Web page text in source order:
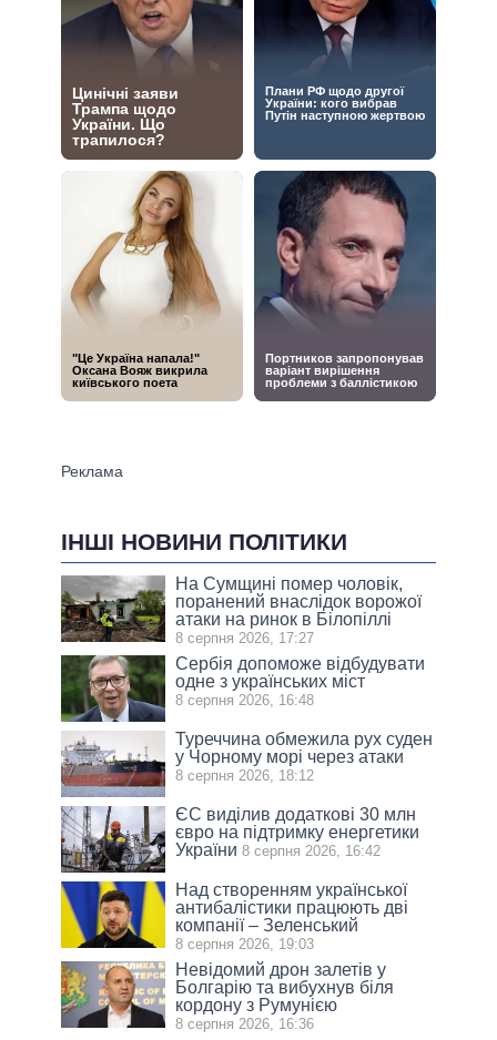
ІНШІ НОВИНИ ПОЛІТИКИ
На Сумщині помер чоловік,
поранений внаслідок ворожої
атаки на ринок в Білопіллі
8 серпня 2026, 17:27
Сербія допоможе відбудувати
одне з українських міст
8 серпня 2026, 16:48
Туреччина обмежила рух суден
у Чорному морі через атаки
8 серпня 2026, 18:12
ЄС виділив додаткові 30 млн
євро на підтримку енергетики
України 8 серпня 2026, 16:42
Над створенням української
антибалістики працюють дві
компанії – Зеленський
8 серпня 2026, 19:03
Невідомий дрон залетів у
Болгарію та вибухнув біля
кордону з Румунією
8 серпня 2026, 16:36